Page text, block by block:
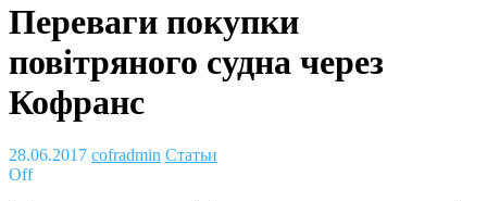
Переваги покупки
повітряного судна через
Кофранс
28.06.2017 cofradmin Статьи
Off